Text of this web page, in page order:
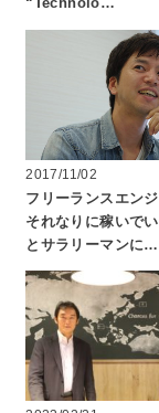
“Technolo…
2017/11/02
フリーランスエン
それなりに稼いで
とサラリーマンに…